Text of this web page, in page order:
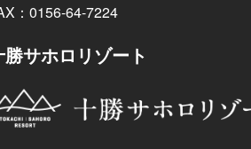
：0156-64-7224
勝サホロリゾート